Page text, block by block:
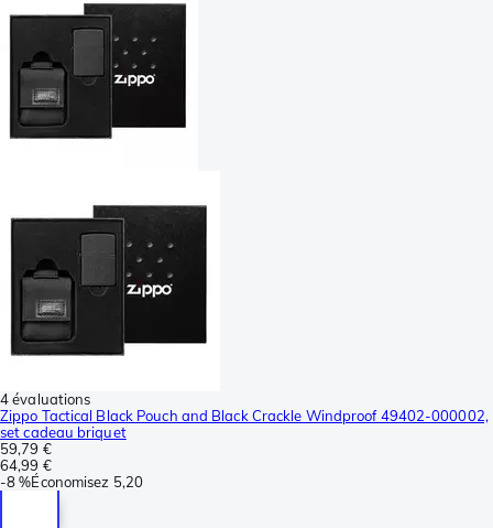
4 évaluations
Zippo Tactical Black Pouch and Black Crackle Windproof 49402-000002,
set cadeau briquet
59,79 €
64,99 €
-8 %Économisez 5,20